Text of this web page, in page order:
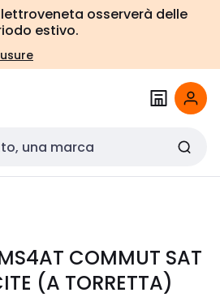
osserverà delle
estivo.
COMMUT SAT
(A TORRETTA)